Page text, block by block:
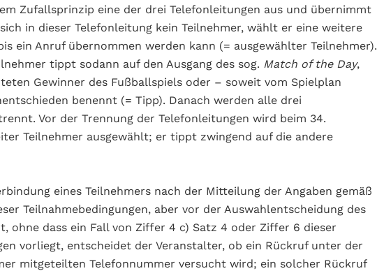
Zufallsprinzip eine der drei Telefonleitungen aus und übernimmt
in dieser Telefonleitung kein Teilnehmer, wählt er eine weitere
ein Anruf übernommen werden kann (= ausgewählter Teilnehmer).
tippt sodann auf den Ausgang des sog. Match of the Day,
Gewinner des Fußballspiels oder – soweit vom Spielplan
benennt (= Tipp). Danach werden alle drei
Vor der Trennung der Telefonleitungen wird beim 34.
Teilnehmer ausgewählt; er tippt zwingend auf die andere
eines Teilnehmers nach der Mitteilung der Angaben gemäß
Teilnahmebedingungen, aber vor der Auswahlentscheidung des
ohne dass ein Fall von Ziffer 4 c) Satz 4 oder Ziffer 6 dieser
vorliegt, entscheidet der Veranstalter, ob ein Rückruf unter der
mitgeteilten Telefonnummer versucht wird; ein solcher Rückruf